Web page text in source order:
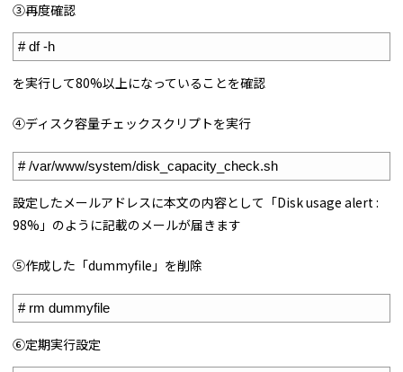
③再度確認
# df -h
を実行して80%以上になっていることを確認
④ディスク容量チェックスクリプトを実行
# /var/www/system/disk_capacity_check.sh
設定したメールアドレスに本文の内容として「Disk usage alert :
98%」のように記載のメールが届きます
⑤作成した「dummyfile」を削除
# rm dummyfile
⑥定期実行設定